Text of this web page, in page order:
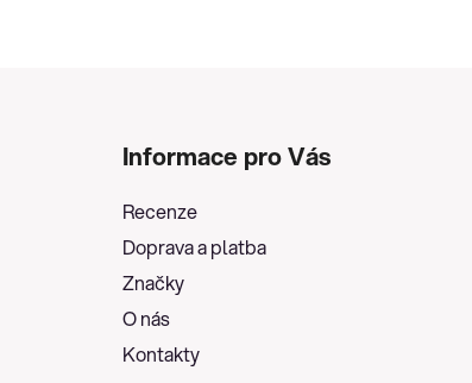
Informace pro Vás
Recenze
Doprava a platba
Značky
O nás
Kontakty